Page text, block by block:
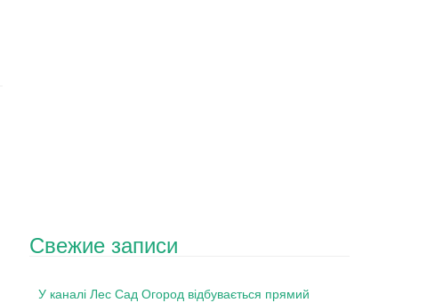
Свежие записи
У каналі Лес Сад Огород відбувається прямий